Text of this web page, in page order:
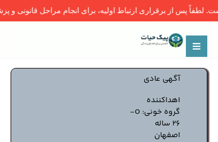
آگهی عادی
اهداکننده
گروه خونی: O-
26 ساله
اصفهان
ارتباط اولیه، برای انجام مراحل قانونی و پزشکی،